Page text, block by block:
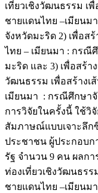
เที่ยวเชิงวัฒนธรรม เพื่
ชายแดนไทย –เมียน
จังหวัดมะริด 2) เพื่อส
ไทย – เมียนมา : กรณี
มะริด และ 3) เพื่อสร้า
วัฒนธรรม เพื่อสร้างเ
เมียนมา : กรณีศึกษา
การวิจัยในครั้งนี้ ใช้วิ
สัมภาษณ์แบบเจาะลึก
ประชาชน ผู้ประกอบก
รัฐ จำนวน 9 คน ผลก
ท่องเที่ยวเชิงวัฒนธรร
ชายแดนไทย –เมียน